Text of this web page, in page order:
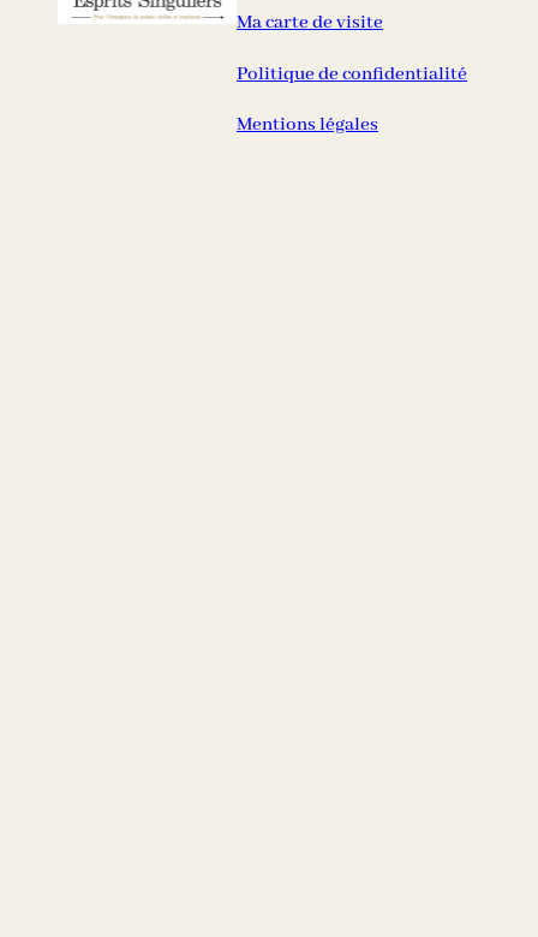
Ma carte de visite
Politique de confidentialité
Mentions légales